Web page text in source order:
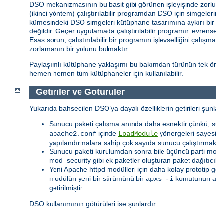
DSO mekanizmasının bu basit gibi görünen işleyişinde
(ikinci yöntem) çalıştırılabilir programdan DSO için
kümesindeki DSO simgeleri kütüphane tasarımına aykırı
değildir. Geçer uygulamada çalıştırılabilir programın
Esas sorun, çalıştırılabilir bir programın işlevselliğini
zorlamanın bir yolunu bulmaktır.
Paylaşımlı kütüphane yaklaşımı bu bakımdan türünün tek
hemen hemen tüm kütüphaneler için kullanılabilir.
Getiriler ve Götürüler
Yukarıda bahsedilen DSO’ya dayalı özelliklerin getirileri
Sunucu paketi çalışma anında daha esnektir çünkü,
apache2.conf içinde LoadModule yönergeleri
yapılandırmalara sahip çok sayıda sunucu
Sunucu paketi kurulumdan sonra bile üçüncü parti
mod_security gibi ek paketler oluşturan paket
Yeni Apache httpd modülleri için daha kolay prototip
modülün yeni bir sürümünü bir apxs -i komutunun
getirilmiştir.
DSO kullanımının götürüleri ise şunlardır: